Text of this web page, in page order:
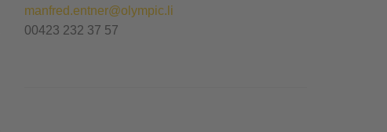
manfred.entner@olympic.li
00423 232 37 57